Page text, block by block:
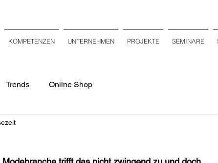
KOMPETENZEN UNTERNEHMEN PROJEKTE SEMINARE
Trends Online Shop